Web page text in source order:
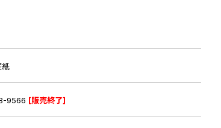
紙
9566 [販売終了]